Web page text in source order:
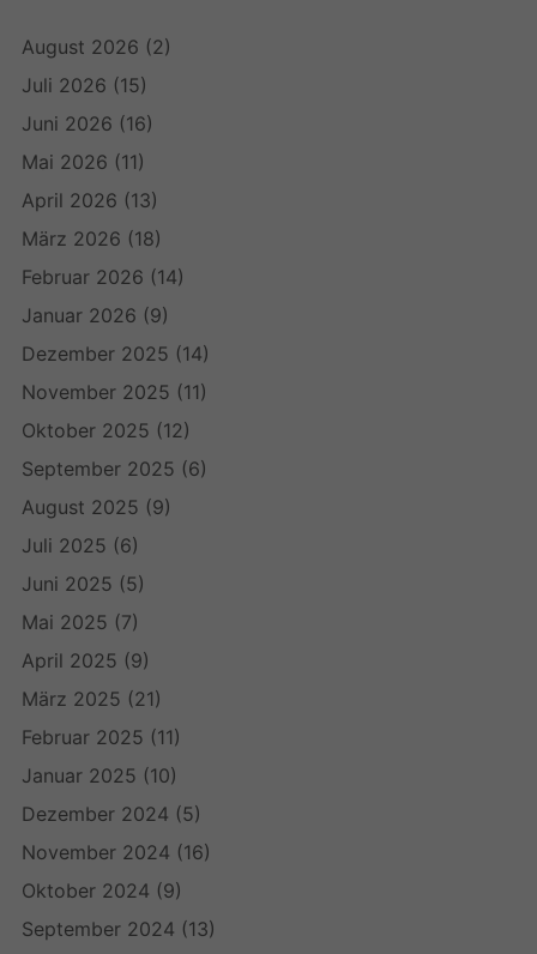
August 2026 (2)
Juli 2026 (15)
Juni 2026 (16)
Mai 2026 (11)
April 2026 (13)
März 2026 (18)
Februar 2026 (14)
Januar 2026 (9)
Dezember 2025 (14)
November 2025 (11)
Oktober 2025 (12)
September 2025 (6)
August 2025 (9)
Juli 2025 (6)
Juni 2025 (5)
Mai 2025 (7)
April 2025 (9)
März 2025 (21)
Februar 2025 (11)
Januar 2025 (10)
Dezember 2024 (5)
November 2024 (16)
Oktober 2024 (9)
September 2024 (13)